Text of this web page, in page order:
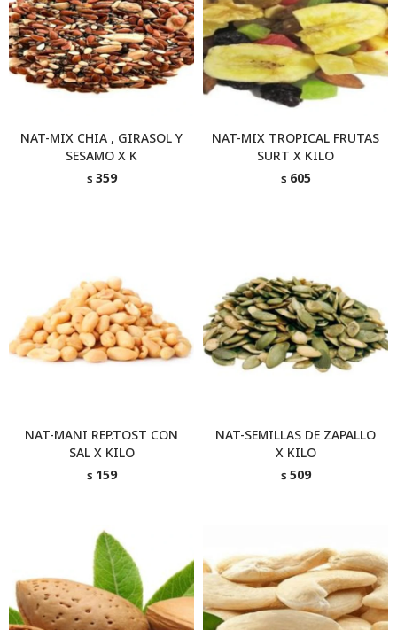
NAT-MIX CHIA , GIRASOL Y
SESAMO X K
$ 359
NAT-MIX TROPICAL FRUTAS
SURT X KILO
$ 605
NAT-MANI REP.TOST CON
SAL X KILO
$ 159
NAT-SEMILLAS DE ZAPALLO
X KILO
$ 509